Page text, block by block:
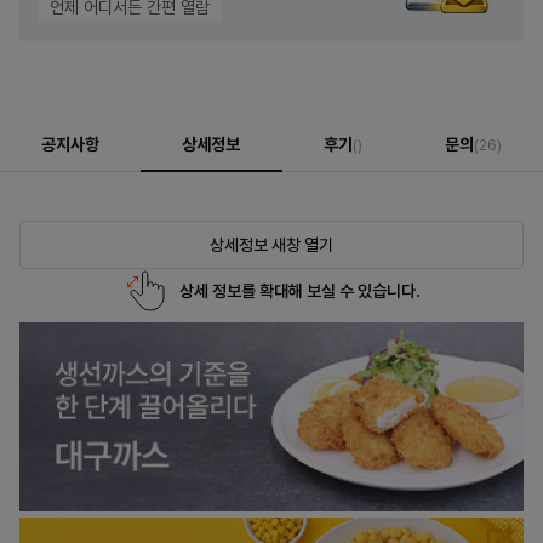
언제 어디서든 간편 열람
공지사항 상세정보 후기 () 문의 (26)
상세정보 새창 열기
상세 정보를 확대해 보실 수 있습니다.